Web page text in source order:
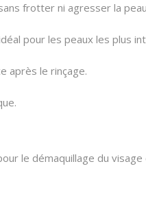
frotter ni agresser la
pour les peaux les plus
après le rinçage.
le démaquillage du